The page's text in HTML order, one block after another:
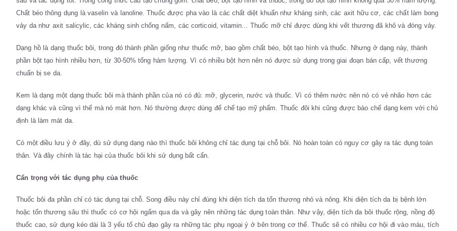
Chất béo thông dụng là vaselin và lanoline. Thuốc được pha vào là các chất diệt khuẩn như kháng sinh, các axit hữu cơ, các chất làm bong
vảy da như axit salicylic, các kháng sinh chống nấm, các corticoid, vitamin... Thuốc mỡ chỉ được dùng khi vết thương đã khô và đóng vảy.
Dạng hồ là dạng thuốc bôi, trong đó thành phần giống như thuốc mỡ, bao gồm chất béo, bột tạo hình và thuốc. Nhưng ở dạng này, thành
phần bột tạo hình nhiều hơn, từ 30-50% tổng hàm lượng. Vì có nhiều bột hơn nên nó được sử dụng trong giai đoạn bán cấp, vết thương
chuẩn bị se da.
Kem là dạng một dạng thuốc bôi mà thành phần của nó có đủ: mỡ, glycerin, nước và thuốc. Vì có thêm nước nên nó có vẻ nhão hơn các
dạng khác và cũng vì thế mà nó mát hơn. Nó thường được dùng để chế tạo mỹ phẩm. Thuốc đôi khi cũng được bào chế dạng kem với chủ
định là làm mát da.
Có một điều lưu ý ở đây, dù sử dụng dạng nào thì thuốc bôi không chỉ tác dụng tại chỗ bôi. Nó hoàn toàn có nguy cơ gây ra tác dụng toàn
thân. Và đây chính là tác hại của thuốc bôi khi sử dụng bất cẩn.
Cẩn trọng với tác dụng phụ của thuốc
Thuốc bôi đa phần chỉ có tác dụng tại chỗ. Song điều này chỉ đúng khi diện tích da tổn thương nhỏ và nông. Khi diện tích da bị bệnh lớn
hoặc tổn thương sâu thì thuốc có cơ hội ngấm qua da và gây nên những tác dụng toàn thân. Như vậy, diện tích da bôi thuốc rộng, nồng độ
thuốc cao, sử dụng kéo dài là 3 yếu tố chủ đạo gây ra những tác phụ ngoại ý ở bên trong cơ thể. Thuốc sẽ có nhiều cơ hội đi vào máu, tích